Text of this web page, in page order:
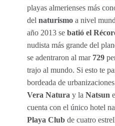
playas almerienses más
del naturismo a nivel
año 2013 se batió el
nudista más grande del
se adentraron al mar729
trajo al mundo. Si esto te
bordeada de
Vera Natura y la Natsun
cuenta con el único hotel
Playa Club de cuatro